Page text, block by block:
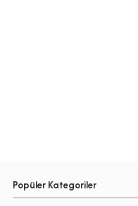
Popüler Kategoriler